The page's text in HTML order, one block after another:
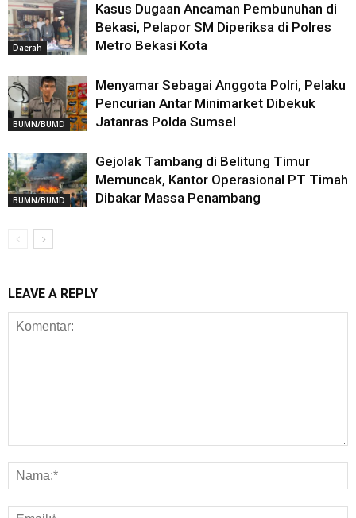
Daerah
Kasus Dugaan Ancaman Pembunuhan di
Bekasi, Pelapor SM Diperiksa di Polres
Metro Bekasi Kota
BUMN/BUMD
Menyamar Sebagai Anggota Polri, Pelaku
Pencurian Antar Minimarket Dibekuk
Jatanras Polda Sumsel
BUMN/BUMD
Gejolak Tambang di Belitung Timur
Memuncak, Kantor Operasional PT Timah
Dibakar Massa Penambang
LEAVE A REPLY